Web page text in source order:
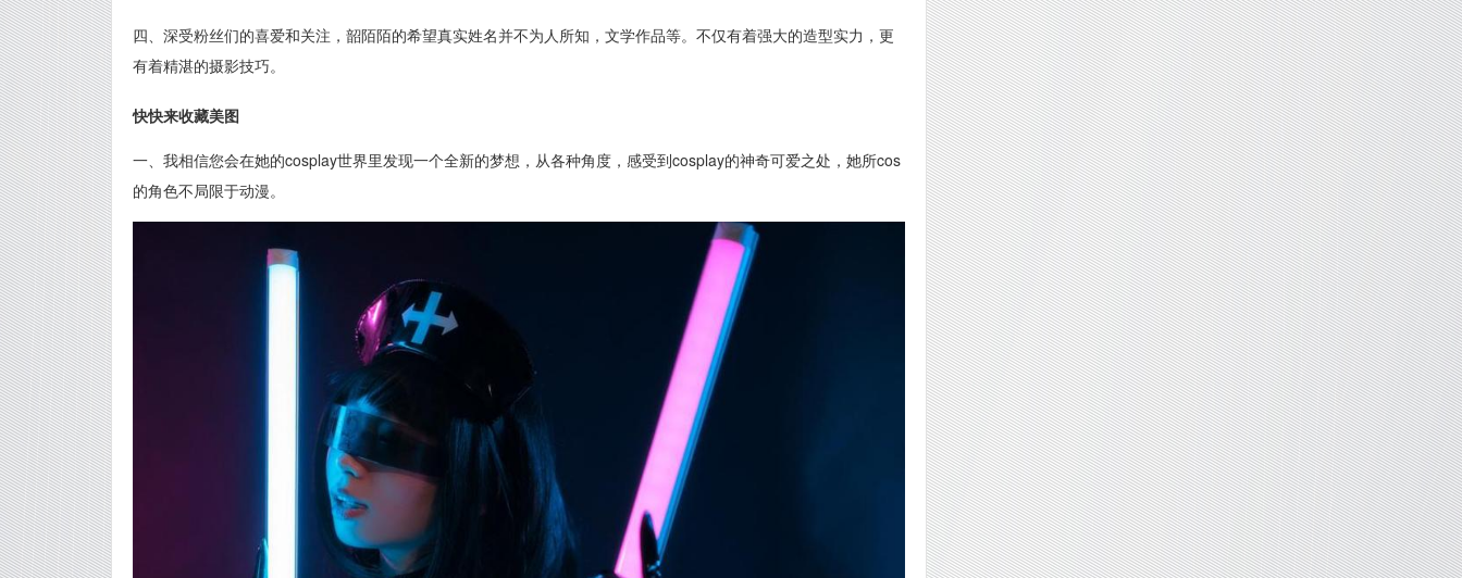
四、深受粉丝们的喜爱和关注，韶陌陌的希望真实姓名并不为人所知，文学作品等。不仅有着强大的造型实力，更
有着精湛的摄影技巧。
快快来收藏美图
一、我相信您会在她的cosplay世界里发现一个全新的梦想，从各种角度，感受到cosplay的神奇可爱之处，她所cos
的角色不局限于动漫。